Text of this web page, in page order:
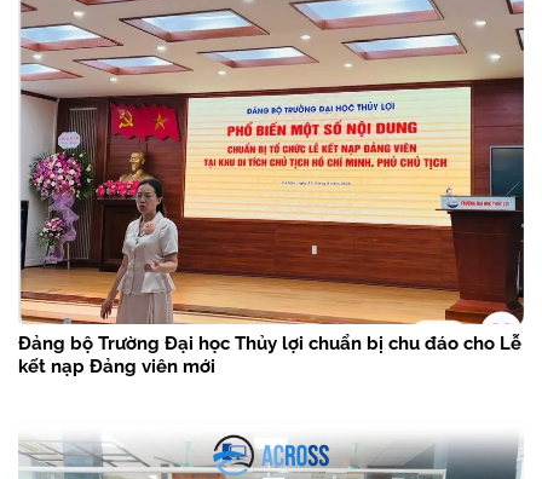
Đảng bộ Trường Đại học Thủy lợi chuẩn bị chu đáo cho Lễ
kết nạp Đảng viên mới